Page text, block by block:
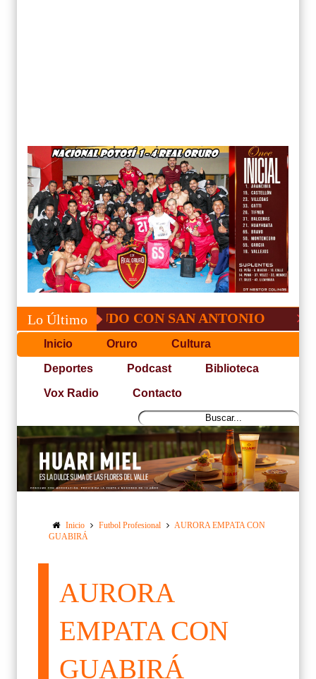
Lo Último
NO PUDO CON SAN ANTONIO COPA
Inicio Oruro Cultura
Deportes Podcast Biblioteca
Vox Radio Contacto
Inicio Futbol Profesional
AURORA EMPATA CON
GUABIRÁ
AURORA
EMPATA CON
GUABIRÁ